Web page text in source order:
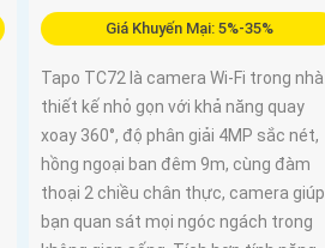
Giá Khuyến Mại: 5%-35%
Tapo TC72 là camera Wi-Fi trong nhà
thiết kế nhỏ gọn với khả năng quay
xoay 360°, độ phân giải 4MP sắc nét,
hồng ngoại ban đêm 9m, cùng đàm
thoại 2 chiều chân thực, camera giúp
bạn quan sát mọi ngóc ngách trong